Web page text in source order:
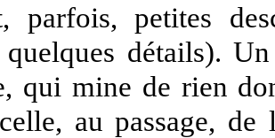
parfois, petites
détails).
qui mine de rien
au passage,